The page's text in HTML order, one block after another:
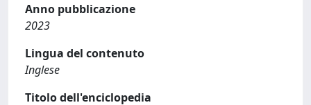
Anno pubblicazione
2023
Lingua del contenuto
Inglese
Titolo dell'enciclopedia